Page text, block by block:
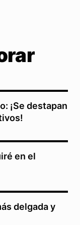
¡Se destapan
en el
delgada y